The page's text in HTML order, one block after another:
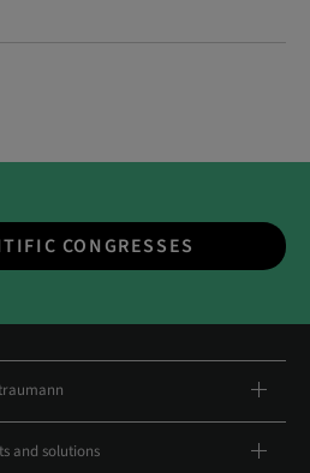
CONGRESSES
and solutions